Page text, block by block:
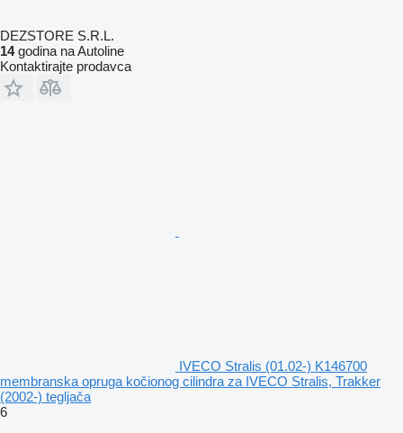
DEZSTORE S.R.L.
14godina na Autoline
Kontaktirajte prodavca
IVECO Stralis (01.02-) K146700
membranska opruga kočionog cilindra za IVECO Stralis, Trakker
(2002-) tegljača
6